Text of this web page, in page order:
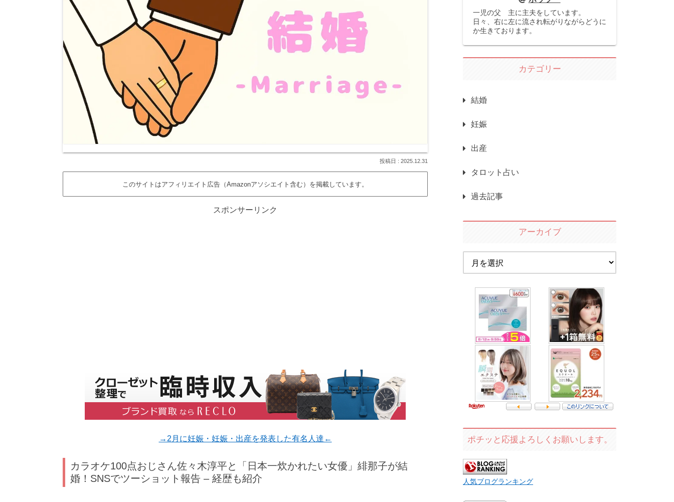
2025.12.31
このサイトはアフィリエイト広告（Amazonアソシエイト含む）を掲載しています。
スポンサーリンク
→2月に妊娠・妊娠・出産を発表した有名人達←
カラオケ100点おじさん佐々木淳平と「日本一炊かれたい女優」緋那子が結
婚！SNSでツーショット報告 – 経歴も紹介
一児の父 主に主夫をしています。
日々、右に左に流され転がりながらどうに
か生きております。
カテゴリー
結婚
妊娠
出産
タロット占い
過去記事
アーカイブ
ポチッと応援よろしくお願いします。
人気ブログランキング